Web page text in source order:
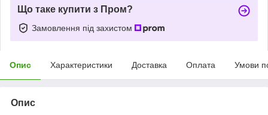
Що таке купити з Пром?
Замовлення під захистом
Опис Характеристики Доставка Оплата Умови
Опис